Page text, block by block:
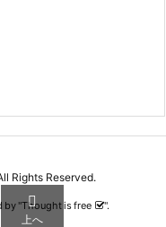
Rights Reserved.
by "Thought is free ".

上へ